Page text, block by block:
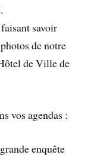
savoir
de notre
de Ville de
vos agendas :
enquête